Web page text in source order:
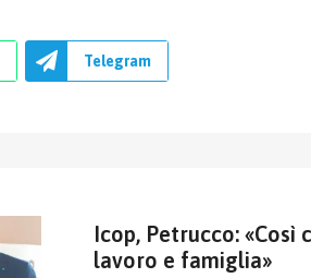
Telegram
Icop, Petrucco: «Così
lavoro e famiglia»